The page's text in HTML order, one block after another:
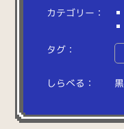
カテゴリー：
タグ：
しらべる： 黒